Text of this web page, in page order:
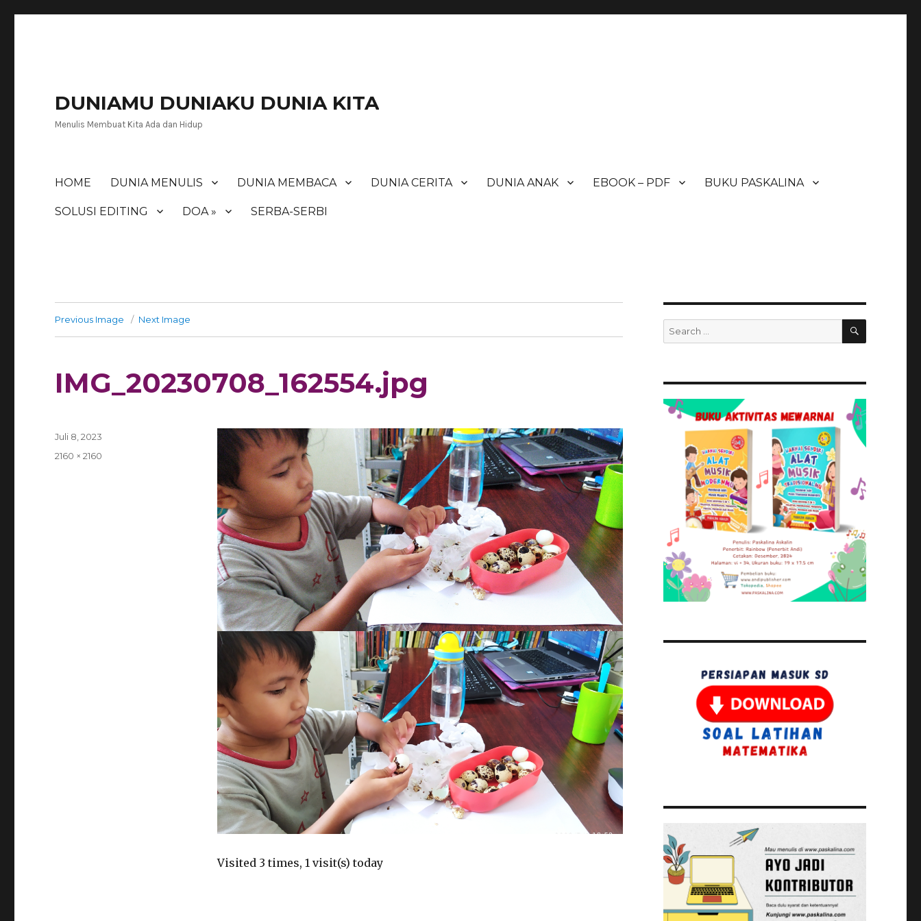
DUNIAMU DUNIAKU DUNIA KITA
Menulis Membuat Kita Ada dan Hidup
HOME DUNIA MENULIS DUNIA MEMBACA DUNIA CERITA DUNIA ANAK EBOOK – PDF BUKU PASKALINA
SOLUSI EDITING DOA » SERBA-SERBI
Previous Image Next Image
IMG_20230708_162554.jpg
Visited 3 times, 1 visit(s) today
Posted
Juli 8, 2023
Full
2160 × 2160
Search
for:
SEARCH